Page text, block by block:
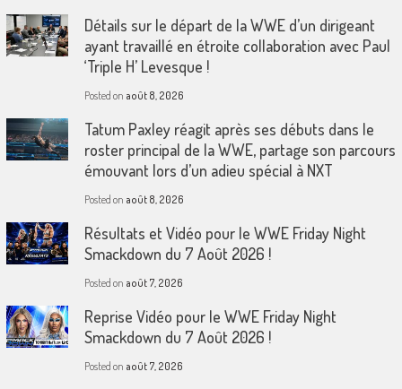
Détails sur le départ de la WWE d’un dirigeant
ayant travaillé en étroite collaboration avec Paul
‘Triple H’ Levesque !
Posted on août 8, 2026
Tatum Paxley réagit après ses débuts dans le
roster principal de la WWE, partage son parcours
émouvant lors d’un adieu spécial à NXT
Posted on août 8, 2026
Résultats et Vidéo pour le WWE Friday Night
Smackdown du 7 Août 2026 !
Posted on août 7, 2026
Reprise Vidéo pour le WWE Friday Night
Smackdown du 7 Août 2026 !
Posted on août 7, 2026